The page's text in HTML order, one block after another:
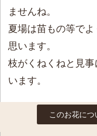
ませんね。
夏場は苗もの等で
思います。
枝がくねくねと見
います。
このお花に